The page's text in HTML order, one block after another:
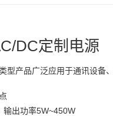
DC定制电源
型产品广泛应用于通讯设备
输出功率5W~450W